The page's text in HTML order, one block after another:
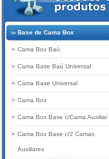
Base de Cama Box
Cama Box Baú
Cama Base Baú Universal
Cama Base Universal
Cama Box
Cama Box Base c/Cama Auxiliar
Cama Box Base c/2 Camas
Auxiliares